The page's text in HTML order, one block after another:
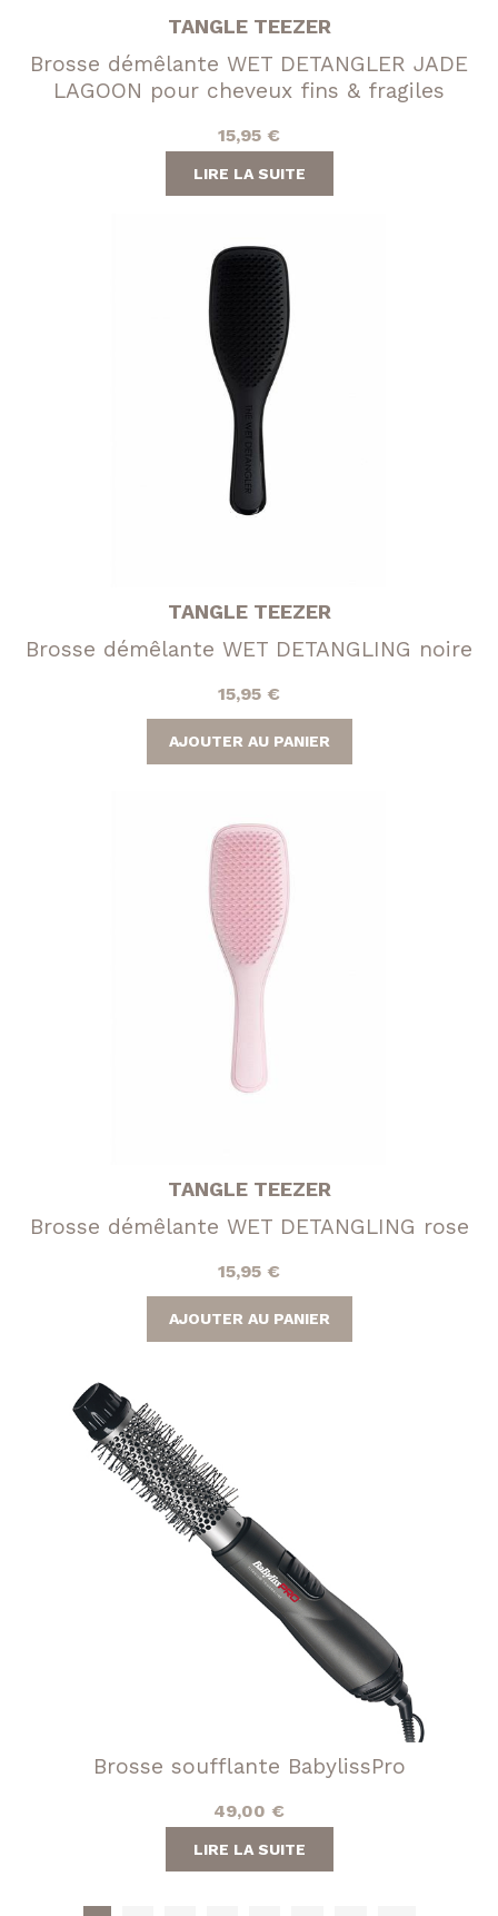
TANGLE TEEZER
Brosse démêlante WET DETANGLER JADE
LAGOON pour cheveux fins & fragiles
15,95 €
LIRE LA SUITE
TANGLE TEEZER
Brosse démêlante WET DETANGLING noire
15,95 €
AJOUTER AU PANIER
TANGLE TEEZER
Brosse démêlante WET DETANGLING rose
15,95 €
AJOUTER AU PANIER
Brosse soufflante BabylissPro
49,00 €
LIRE LA SUITE